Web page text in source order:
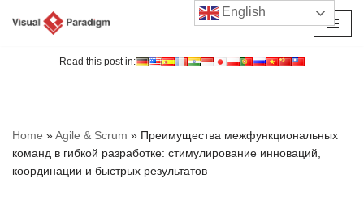
Read this post in:
Home »Agile & Scrum » Преимущества межфункциональных
команд в гибкой разработке: стимулирование инноваций,
координации и быстрых результатов
English